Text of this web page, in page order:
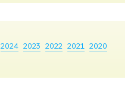
2024 2023 2022 2021
2020